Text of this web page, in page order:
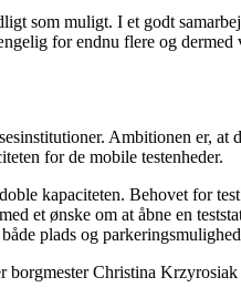
som muligt. I et godt
for endnu flere og
Ambitionen er,
for de mobile testenheder.
kapaciteten. Behovet for
et ønske om at åbne en
plads og
Christina